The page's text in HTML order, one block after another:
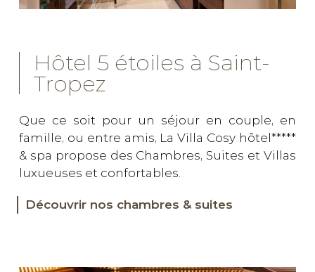
Hôtel 5 étoiles à Saint-
Tropez
Que ce soit pour un séjour en couple, en
famille, ou entre amis, La Villa Cosy hôtel*****
& spa propose des Chambres, Suites et Villas
luxueuses et confortables.
Découvrir nos chambres & suites